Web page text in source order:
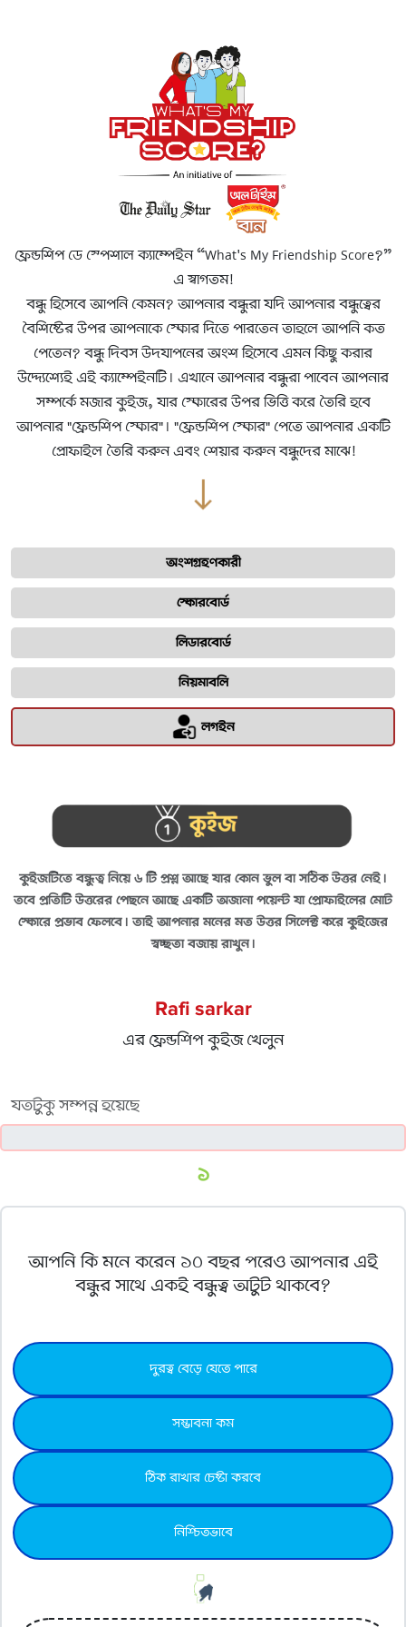
ফ্রেন্ডশিপ ডে স্পেশাল ক্যাম্পেইন “What's My Friendship Score?”
এ স্বাগতম!
বন্ধু হিসেবে আপনি কেমন? আপনার বন্ধুরা যদি আপনার বন্ধুত্বের
বৈশিষ্টের উপর আপনাকে স্কোর দিতে পারতেন তাহলে আপনি কত
পেতেন? বন্ধু দিবস উদযাপনের অংশ হিসেবে এমন কিছু করার
উদ্দ্যেশ্যেই এই ক্যাম্পেইনটি। এখানে আপনার বন্ধুরা পাবেন আপনার
সম্পর্কে মজার কুইজ, যার স্কোরের উপর ভিত্তি করে তৈরি হবে
আপনার "ফ্রেন্ডশিপ স্কোর"। "ফ্রেন্ডশিপ স্কোর" পেতে আপনার একটি
প্রোফাইল তৈরি করুন এবং শেয়ার করুন বন্ধুদের মাঝে!
অংশগ্রহণকারী
স্কোরবোর্ড
লিডারবোর্ড
নিয়মাবলি
লগইন
কুইজটিতে বন্ধুত্ব নিয়ে ৬ টি প্রশ্ন আছে যার কোন ভুল বা সঠিক উত্তর নেই।
তবে প্রতিটি উত্তরের পেছনে আছে একটি অজানা পয়েন্ট যা প্রোফাইলের মোট
স্কোরে প্রভাব ফেলবে। তাই আপনার মনের মত উত্তর সিলেক্ট করে কুইজের
স্বচ্ছতা বজায় রাখুন।
Rafi sarkar
এর ফ্রেন্ডশিপ কুইজ খেলুন
যতটুকু সম্পন্ন হয়েছে
১
আপনি কি মনে করেন ১০ বছর পরেও আপনার এই
বন্ধুর সাথে একই বন্ধুত্ব অটুট থাকবে?
দুরত্ব বেড়ে যেতে পারে
সম্ভাবনা কম
ঠিক রাখার চেষ্টা করবে
নিশ্চিতভাবে